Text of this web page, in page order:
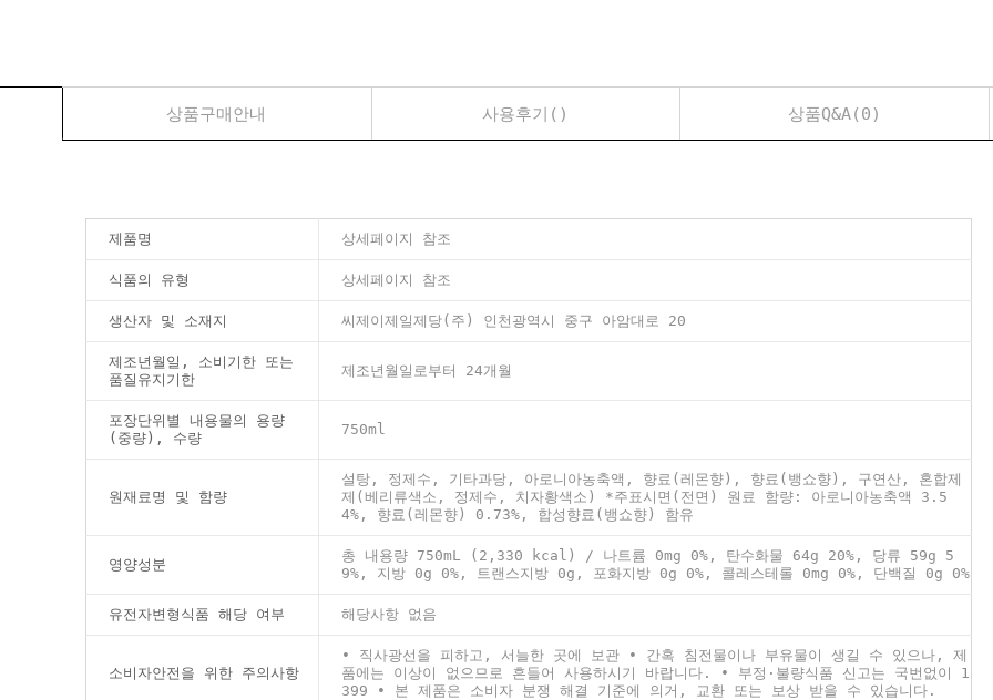
상품구매안내 사용후기() 상품Q&A(0)
제품명 상세페이지 참조
식품의 유형 상세페이지 참조
생산자 및 소재지 씨제이제일제당(주) 인천광역시 중구 아암대로 20
제조년월일, 소비기한 또는
품질유지기한
제조년월일로부터 24개월
포장단위별 내용물의 용량
(중량), 수량
750ml
원재료명 및 함량
설탕, 정제수, 기타과당, 아로니아농축액, 향료(레몬향), 향료(뱅쇼향), 구연산, 혼합제
제(베리류색소, 정제수, 치자황색소) *주표시면(전면) 원료 함량: 아로니아농축액 3.5
4%, 향료(레몬향) 0.73%, 합성향료(뱅쇼향) 함유
영양성분
총 내용량 750mL (2,330 kcal) / 나트륨 0mg 0%, 탄수화물 64g 20%, 당류 59g 5
9%, 지방 0g 0%, 트랜스지방 0g, 포화지방 0g 0%, 콜레스테롤 0mg 0%, 단백질 0g 0%
유전자변형식품 해당 여부 해당사항 없음
소비자안전을 위한 주의사항
• 직사광선을 피하고, 서늘한 곳에 보관 • 간혹 침전물이나 부유물이 생길 수 있으나, 제
품에는 이상이 없으므로 흔들어 사용하시기 바랍니다. • 부정·불량식품 신고는 국번없이 1
399 • 본 제품은 소비자 분쟁 해결 기준에 의거, 교환 또는 보상 받을 수 있습니다.